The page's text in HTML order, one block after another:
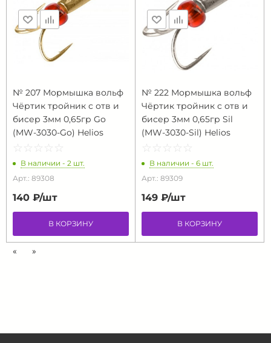
№ 207 Мормышка вольф
Чёртик тройник с отв и
бисер 3мм 0,65гр Go
(MW-3030-Go) Helios
☆ ☆ ☆ ☆ ☆
★ ★ ★ ★ ★
В наличии - 2 шт.
Арт.: 89308
140 ₽/шт
В КОРЗИНУ
№ 222 Мормышка вольф
Чёртик тройник с отв и
бисер 3мм 0,65гр Sil
(MW-3030-Sil) Helios
☆ ☆ ☆ ☆ ☆
★ ★ ★ ★ ★
В наличии - 6 шт.
Арт.: 89309
149 ₽/шт
В КОРЗИНУ
« »